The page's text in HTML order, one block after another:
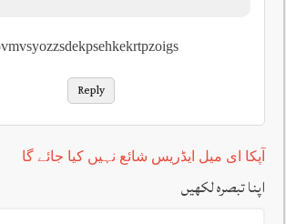
Reply
آپکا ای میل ایڈریس شائع نہیں کیا جائے گا
اپنا تبصرہ لکھیں